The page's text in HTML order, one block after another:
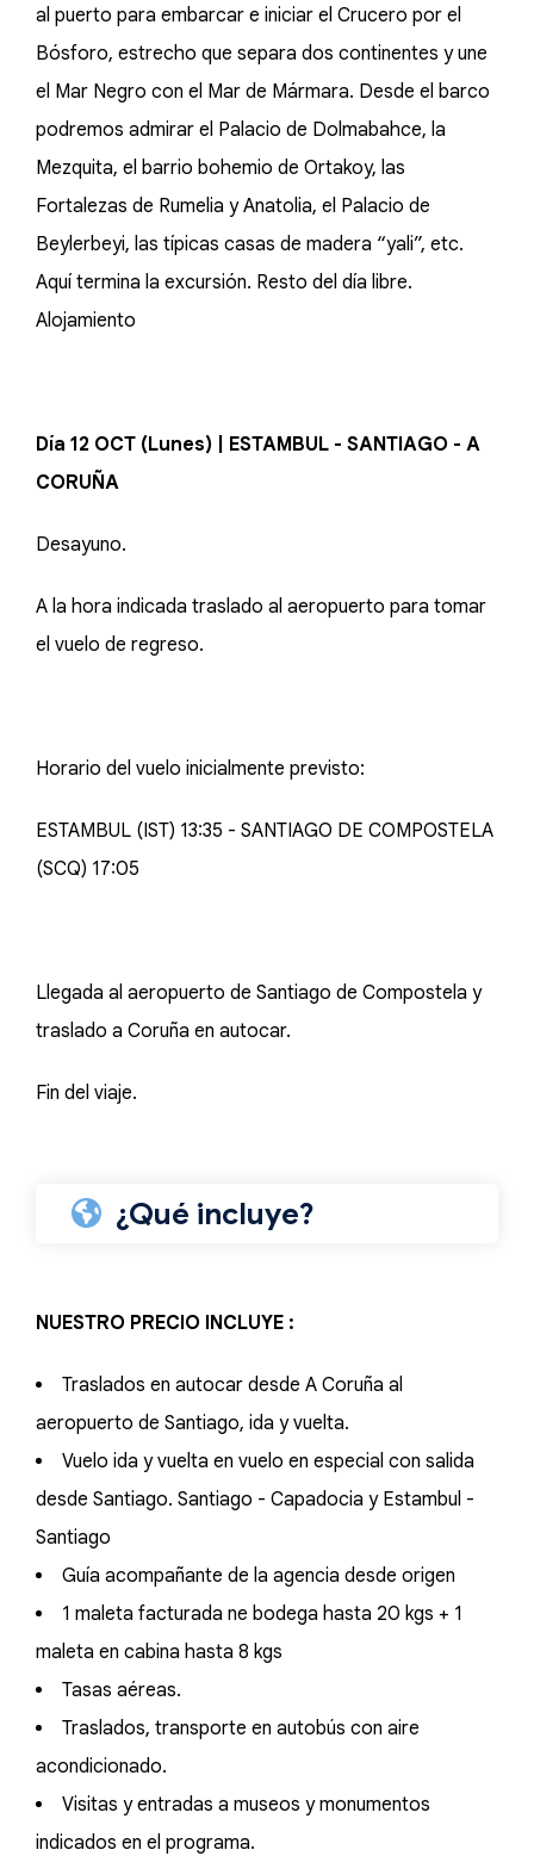
al puerto para embarcar e iniciar el Crucero por el
Bósforo, estrecho que separa dos continentes y une
el Mar Negro con el Mar de Mármara. Desde el barco
podremos admirar el Palacio de Dolmabahce, la
Mezquita, el barrio bohemio de Ortakoy, las
Fortalezas de Rumelia y Anatolia, el Palacio de
Beylerbeyi, las típicas casas de madera “yali”, etc.
Aquí termina la excursión. Resto del día libre.
Alojamiento
Día 12 OCT (Lunes) | ESTAMBUL - SANTIAGO - A
CORUÑA
Desayuno.
A la hora indicada traslado al aeropuerto para tomar
el vuelo de regreso.
Horario del vuelo inicialmente previsto:
ESTAMBUL (IST) 13:35 - SANTIAGO DE COMPOSTELA
(SCQ) 17:05
Llegada al aeropuerto de Santiago de Compostela y
traslado a Coruña en autocar.
Fin del viaje.
¿Qué incluye?
NUESTRO PRECIO INCLUYE :
Traslados en autocar desde A Coruña al
aeropuerto de Santiago, ida y vuelta.
Vuelo ida y vuelta en vuelo en especial con salida
desde Santiago. Santiago - Capadocia y Estambul -
Santiago
Guía acompañante de la agencia desde origen
1 maleta facturada ne bodega hasta 20 kgs + 1
maleta en cabina hasta 8 kgs
Tasas aéreas.
Traslados, transporte en autobús con aire
acondicionado.
Visitas y entradas a museos y monumentos
indicados en el programa.